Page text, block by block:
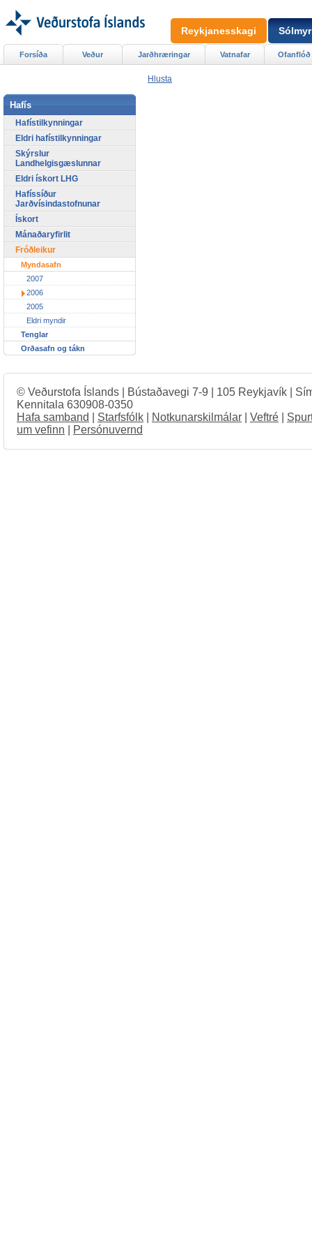
Hlusta
Forsíða Veður Jarðhræringar Vatnafar Ofanflóð
Hafís
Hafístilkynningar
Eldri hafístilkynningar
Skýrslur
Landhelgisgæslunnar
Eldri ískort LHG
Hafíssíður
Jarðvísindastofnunar
Ískort
Mánaðaryfirlit
Fróðleikur
Myndasafn
2007
2006
2005
Eldri myndir
Tenglar
Orðasafn og tákn
Reykjanesskagi
© Veðurstofa Íslands | Bústaðavegi 7-9 | 105 Reykjavík |
Kennitala 630908-0350
Hafa samband
Starfsfólk Notkunarskilmálar Veftré
um vefinn
Persónuvernd